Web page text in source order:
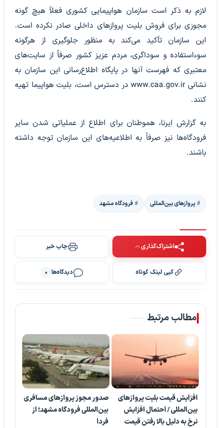
لازم به ذکر است سازمان هواپیمایی کشوری فعلاً هیچ گونه
مجوزی برای فروش بلیت پروازهای داخلی صادر نکرده است.
این سازمان تأکید می‌کند به منظور جلوگیری از هرگونه
سوءاستفاده و سوداگری، مردم عزیز کشور صرفاً از سایت‌های
معتبری که فهرست آنها در پایگاه اطلاع‌رسانی این سازمان به
نشانی www.caa.gov.ir در دسترس است، بلیت هواپیما تهیه
کنند.
به گزارشایرنا، هموطنان برای اطلاع از عملیاتی شدن سایر
فرودگاه‌ها نیز صرفاً به اطلاعیه‌های این سازمان توجه داشته
باشند.
پروازهای بین‌المللی فرودگاه مشهد
اشتراک‌گذاری چاپ خبر
کپی لینک کوتاه دیدگاه‌ها 0
مطالب مرتبط
افزایش قیمت بلیت پروازهای
بین‌المللی / احتمال افزایش
نرخ به دلیل بالا رفتن قیمت
صدور مجوز پرواز‌های مسافری
بین‌المللی فرودگاه مشهد؛ از
فردا